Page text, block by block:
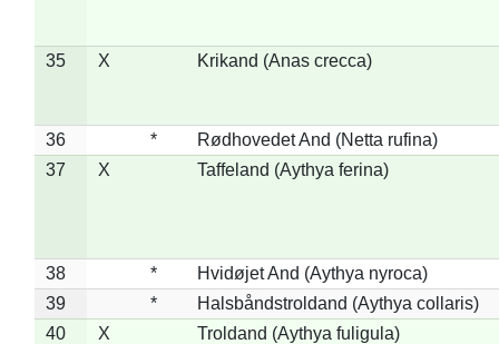
35 X Krikand (Anas crecca)
36 *
Rødhovedet And (Netta rufina)
37
X Taffeland (Aythya ferina)
38 *
Hvidøjet And (Aythya nyroca)
39
*
Halsbåndstroldand (Aythya collaris)
40
X Troldand (Aythya fuligula)